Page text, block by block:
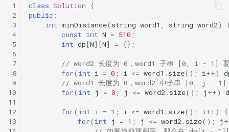
1
2
3
4
5
6
7
8
9
10
11
12
13
class Solution
{
public :
int minDistance( string word1 string word2)
const int N = 510 ;
int dp[N][N] = {};
// word2 长度为 0，word1 子串 [0, i - 1] 要
for( int i = 0 ; i <= word1 . size(); i ++)
// word1 长度为 0，word2 中子串 [0, j - 1]
for( int j = 0 ; j <= word2 . size(); j ++)
for( int i = 1 ; i <= word1 . size(); i ++)
{
for( int j = 1 ; j <= word2 . size(); j